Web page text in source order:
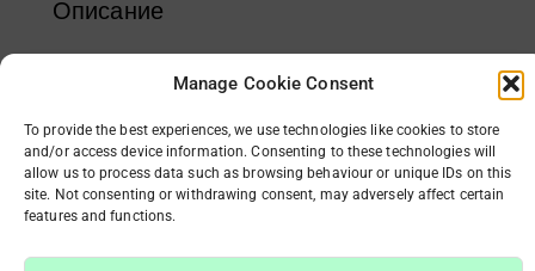
Manage Cookie Consent
To provide the best experiences, we use technologies like cookies to store
and/or access device information. Consenting to these technologies will
allow us to process data such as browsing behaviour or unique IDs on this
site. Not consenting or withdrawing consent, may adversely affect certain
features and functions.
Описание
КЛЮЧЕВАЯ ОСОБЕННОСТЬ
стандартный поперечный разрез
высококачественные материалы